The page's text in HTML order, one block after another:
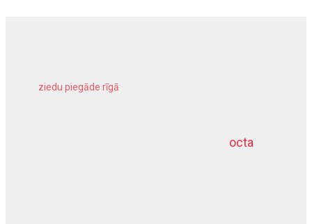
octa
ziedu piegāde rīgā
dziļurbums